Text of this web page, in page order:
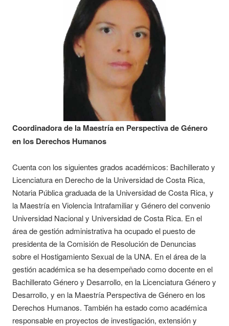
Coordinadora de la Maestría en Perspectiva de Género
en los Derechos Humanos
Cuenta con los siguientes grados académicos: Bachillerato y
Licenciatura en Derecho de la Universidad de Costa Rica,
Notaria Pública graduada de la Universidad de Costa Rica, y
la Maestría en Violencia Intrafamiliar y Género del convenio
Universidad Nacional y Universidad de Costa Rica. En el
área de gestión administrativa ha ocupado el puesto de
presidenta de la Comisión de Resolución de Denuncias
sobre el Hostigamiento Sexual de la UNA. En el área de la
gestión académica se ha desempeñado como docente en el
Bachillerato Género y Desarrollo, en la Licenciatura Género y
Desarrollo, y en la Maestría Perspectiva de Género en los
Derechos Humanos. También ha estado como académica
responsable en proyectos de investigación, extensión y